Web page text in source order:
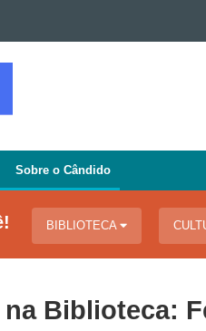
Sobre o Cândido
BIBLIOTECA
Biblioteca: